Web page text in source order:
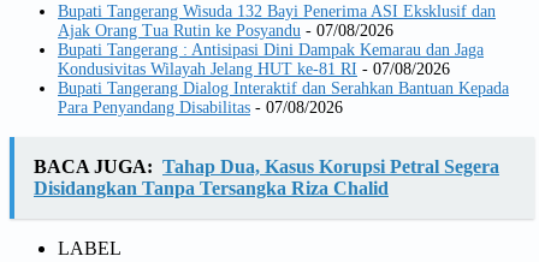
Bupati Tangerang Wisuda 132 Bayi Penerima ASI Eksklusif dan
Ajak Orang Tua Rutin ke Posyandu - 07/08/2026
Bupati Tangerang : Antisipasi Dini Dampak Kemarau dan Jaga
Kondusivitas Wilayah Jelang HUT ke-81 RI - 07/08/2026
Bupati Tangerang Dialog Interaktif dan Serahkan Bantuan Kepada
Para Penyandang Disabilitas - 07/08/2026
BACA JUGA: Tahap Dua, Kasus Korupsi Petral Segera
Disidangkan Tanpa Tersangka Riza Chalid
LABEL